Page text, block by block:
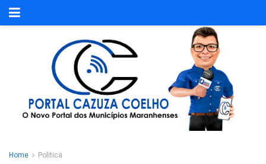
Home Política